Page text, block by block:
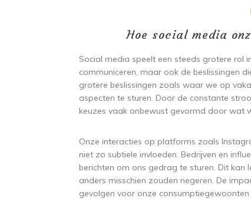
Hoe social media
Social media speelt een steeds grotere rol
communiceren, maar ook de beslissingen
grotere beslissingen zoals waar we op
aspecten te sturen. Door de constante
keuzes vaak onbewust gevormd door wat
Onze interacties op platforms zoals
niet zo subtiele invloeden. Bedrijven en
berichten om ons gedrag te sturen. Dit
anders misschien zouden negeren. De
gevolgen voor onze consumptiegewoonten